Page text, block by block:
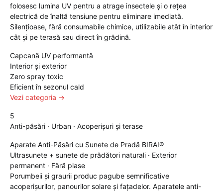
folosesc lumina UV pentru a atrage insectele și o rețea
electrică de înaltă tensiune pentru eliminare imediată.
Silențioase, fără consumabile chimice, utilizabile atât în interior
cât și pe terasă sau direct în grădină.
Capcană UV performantă
Interior și exterior
Zero spray toxic
Eficient în sezonul cald
Vezi categoria →
5
Anti-păsări · Urban · Acoperișuri și terase
Aparate Anti-Păsări cu Sunete de Pradă BIRAI®
Ultrasunete + sunete de prădători naturali · Exterior
permanent · Fără plase
Porumbeii și graurii produc pagube semnificative
acoperișurilor, panourilor solare și fațadelor. Aparatele anti-